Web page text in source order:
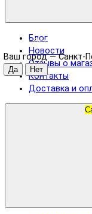
Санкт-Петербург
Ваш город —Санкт-
Блог
Новости
Отзывы о
Контакты
Доставка и